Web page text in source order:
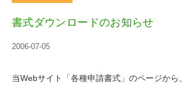
書式ダウンロードのお知らせ
2006-07-05
当Webサイト「各種申請書式」のページから、